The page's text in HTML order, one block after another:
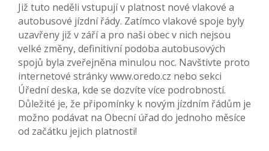
Již tuto neděli vstupují v platnost nové vlakové a
autobusové jízdní řády. Zatímco vlakové spoje byly
uzavřeny již v září a pro naši obec v nich nejsou
velké změny, definitivní podoba autobusových
spojů byla zveřejněna minulou noc. Navštivte proto
internetové stránky www.oredo.cz nebo sekci
Úřední deska, kde se dozvíte více podrobností.
Důležité je, že připomínky k novým jízdním řádům je
možno podávat na Obecní úřad do jednoho měsíce
od začátku jejich platnosti!